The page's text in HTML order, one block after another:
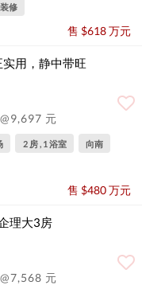
修
售 $618 万元
用，静中带旺
@9,697 元
2 房 , 1 浴室 向南
售 $480 万元
理大3房
@7,568 元